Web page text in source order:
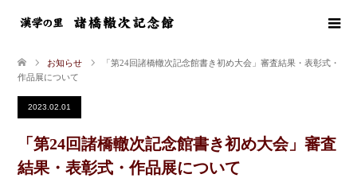
お知らせ
「第24回諸橋轍次記念館書き初め大会」審査結果・表彰式・
作品展について
2023.02.01
「第24回諸橋轍次記念館書き初め大会」審査
結果・表彰式・作品展について